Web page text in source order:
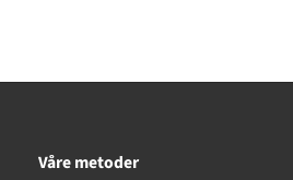
Våre metoder